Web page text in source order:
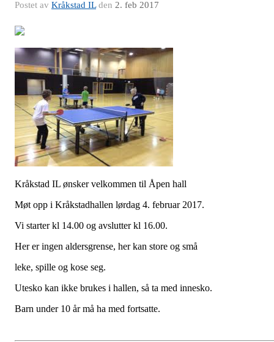
Postet av Kråkstad ILden 2. feb 2017
Kråkstad IL ønsker velkommen til Åpen hall
Møt opp i Kråkstadhallen lørdag 4. februar 2017.
Vi starter kl 14.00 og avslutter kl 16.00.
Her er ingen aldersgrense, her kan store og små
leke, spille og kose seg.
Utesko kan ikke brukes i hallen, så ta med innesko.
Barn under 10 år må ha med fortsatte.